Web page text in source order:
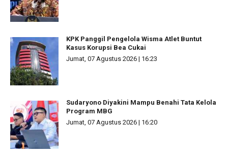
KPK Panggil Pengelola Wisma Atlet Buntut
Kasus Korupsi Bea Cukai
Jumat, 07 Agustus 2026 | 16:23
Sudaryono Diyakini Mampu Benahi Tata Kelola
Program MBG
Jumat, 07 Agustus 2026 | 16:20